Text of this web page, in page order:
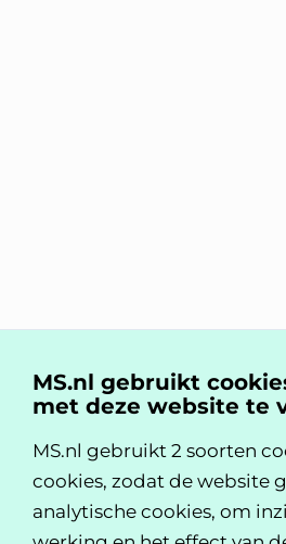
MS.nl gebruikt
met deze website te
MS.nl gebruikt 2 soorten
cookies, zodat de website
analytische cookies, om